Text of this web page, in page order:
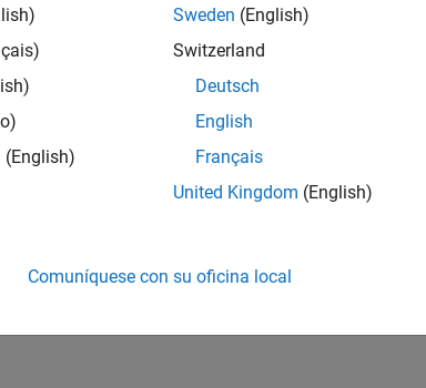
(English)
Sweden (English)
Switzerland
Deutsch
English
Français
United Kingdom (English)
Comuníquese con su oficina local